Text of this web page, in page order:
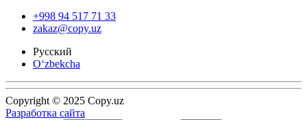
+998 94 517 71 33
zakaz@copy.uz
Русский
O‘zbekcha
Copyright © 2025 Copy.uz
Разработка сайта